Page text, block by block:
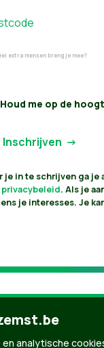
extra mensen breng je mee?
Houd me op de
je in te schrijven ga
privacybeleid. Als je
je interesses. Je
analytische